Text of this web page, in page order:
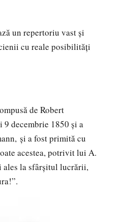
un repertoriu vast și
cu reale posibilități
de Robert
decembrie 1850 și a
și a fost primită cu
acestea, potrivit lui A.
ales la sfârșitul lucrării,